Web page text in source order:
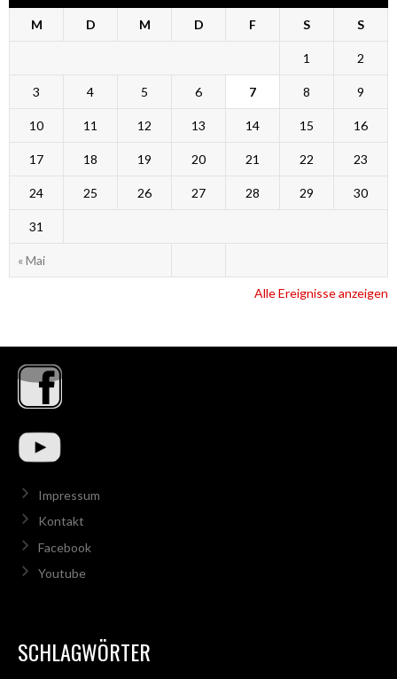
M D M D F S S
« Mai
1 2
3 4 5 6 7 8 9
10 11 12 13 14 15 16
17 18 19 20 21 22 23
24 25 26 27 28 29 30
31
Alle Ereignisse anzeigen
Impressum
Kontakt
Facebook
Youtube
SCHLAGWÖRTER